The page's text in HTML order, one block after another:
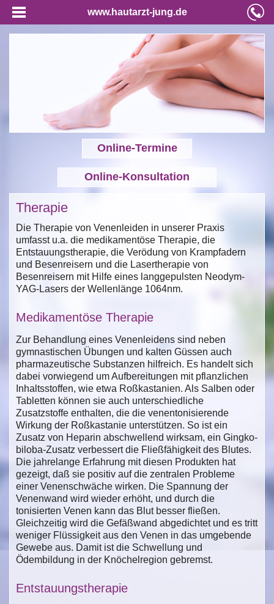
www.hautarzt-jung.de
Online-Termine
Online-Konsultation
Therapie
Die Therapie von Venenleiden in unserer Praxis
umfasst u.a. die medikamentöse Therapie, die
Entstauungstherapie, die Verödung von Krampfadern
und Besenreisern und die Lasertherapie von
Besenreisern mit Hilfe eines langgepulsten Neodym-
YAG-Lasers der Wellenlänge 1064nm.
Medikamentöse Therapie
Zur Behandlung eines Venenleidens sind neben
gymnastischen Übungen und kalten Güssen auch
pharmazeutische Substanzen hilfreich. Es handelt sich
dabei vorwiegend um Aufbereitungen mit pflanzlichen
Inhaltsstoffen, wie etwa Roßkastanien. Als Salben oder
Tabletten können sie auch unterschiedliche
Zusatzstoffe enthalten, die die venentonisierende
Wirkung der Roßkastanie unterstützen. So ist ein
Zusatz von Heparin abschwellend wirksam, ein Gingko-
biloba-Zusatz verbessert die Fließfähigkeit des Blutes.
Die jahrelange Erfahrung mit diesen Produkten hat
gezeigt, daß sie positiv auf die zentralen Probleme
einer Venenschwäche wirken. Die Spannung der
Venenwand wird wieder erhöht, und durch die
tonisierten Venen kann das Blut besser fließen.
Gleichzeitig wird die Gefäßwand abgedichtet und es tritt
weniger Flüssigkeit aus den Venen in das umgebende
Gewebe aus. Damit ist die Schwellung und
Ödembildung in der Knöchelregion gebremst.
Entstauungstherapie